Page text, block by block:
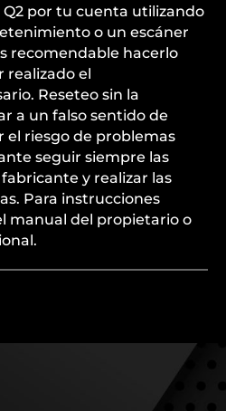
por tu cuenta utilizando
o un escáner
recomendable hacerlo
realizado el
Reseteo sin la
a un falso sentido de
riesgo de problemas
seguir siempre las
y realizar las
Para instrucciones
manual del propietario o